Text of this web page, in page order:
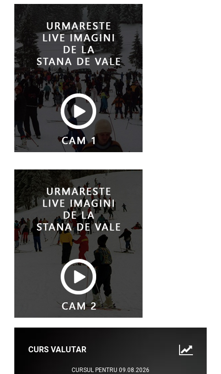
CURS VALUTAR
CURSUL PENTRU 09.08.2026